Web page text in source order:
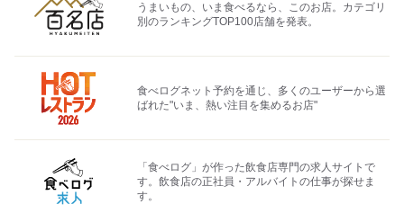
うまいもの、いま食べるなら、このお店。カテゴリ
別のランキングTOP100店舗を発表。
食べログネット予約を通じ、多くのユーザーから選
ばれた"いま、熱い注目を集めるお店"
「食べログ」が作った飲食店専門の求人サイトで
す。飲食店の正社員・アルバイトの仕事が探せま
す。